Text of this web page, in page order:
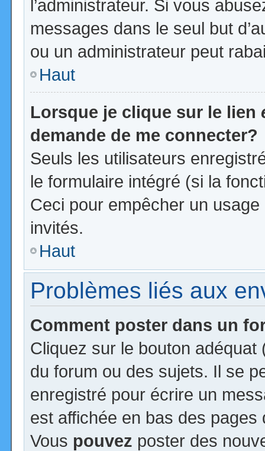
l’administrateur. Si vous
messages dans le seul but
ou un administrateur peut
Haut
Lorsque je clique sur le lien
demande de me connecter?
Seuls les utilisateurs
le formulaire intégré (si la
Ceci pour empêcher un
invités.
Haut
Problèmes liés aux
Comment poster dans un
Cliquez sur le bouton
du forum ou des sujets. Il se
enregistré pour écrire un
est affichée en bas des
Vous pouvez poster des